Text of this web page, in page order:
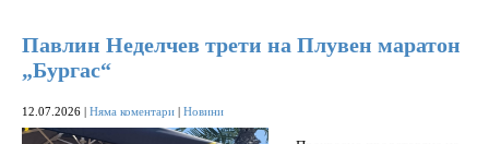
Павлин Неделчев трети на Плувен маратон
„Бургас“
12.07.2026 | Няма коментари | Новини